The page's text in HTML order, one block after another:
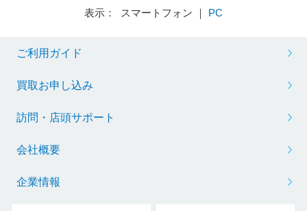
表示： スマートフォン ｜ PC
ご利用ガイド
買取お申し込み
訪問・店頭サポート
会社概要
企業情報